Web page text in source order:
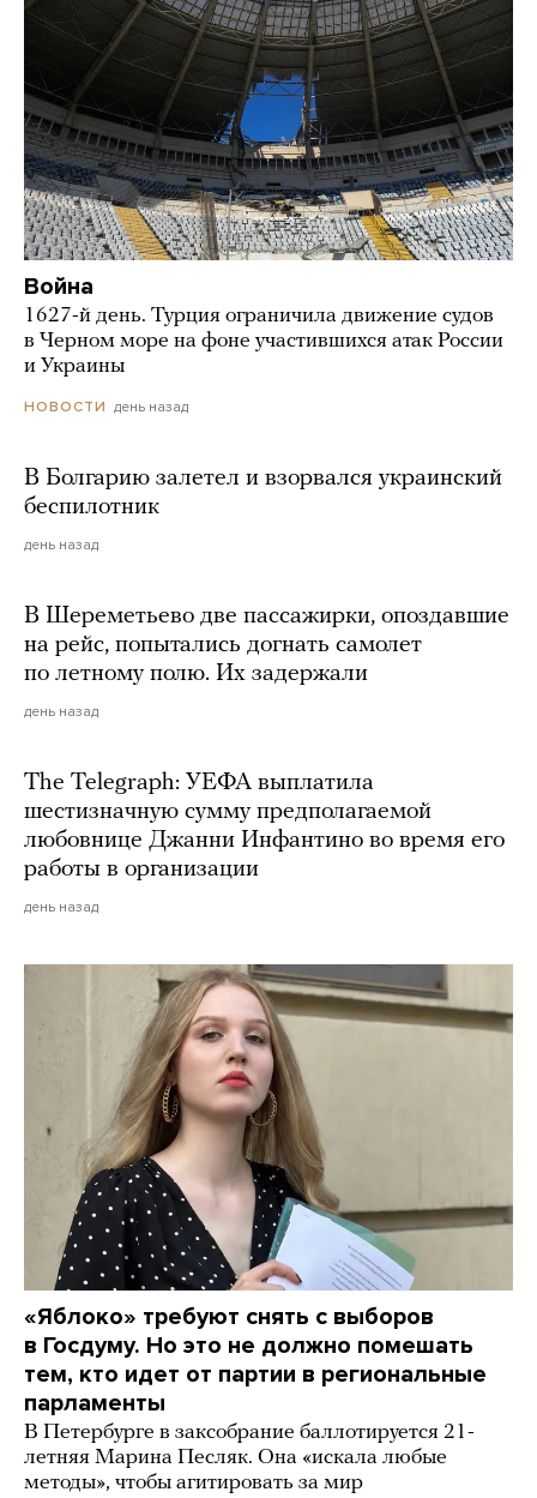
Война
1627-й день. Турция ограничила движение судов
в Черном море на фоне участившихся атак России
и Украины
НОВОСТИ день назад
В Болгарию залетел и взорвался украинский
беспилотник
день назад
В Шереметьево две пассажирки, опоздавшие
на рейс, попытались догнать самолет
по летному полю. Их задержали
день назад
The Telegraph: УЕФА выплатила
шестизначную сумму предполагаемой
любовнице Джанни Инфантино во время его
работы в организации
день назад
«Яблоко» требуют снять с выборов
в Госдуму. Но это не должно помешать
тем, кто идет от партии в региональные
парламенты
В Петербурге в заксобрание баллотируется 21-
летняя Марина Песляк. Она «искала любые
методы», чтобы агитировать за мир